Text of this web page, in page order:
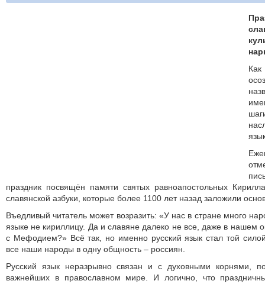
праздник посвящён памяти святых равноапостольных
славянской азбуки, которые более 1100 лет назад заложили
Въедливый читатель может возразить: «У нас в стране много
языке не кириллицу. Да и славяне далеко не все, даже в нашем
с Мефодием?» Всё так, но именно русский язык стал той
все наши народы в одну общность – россиян.
Русский язык неразрывно связан и с духовными корнями,
важнейших в православном мире. И логично, что